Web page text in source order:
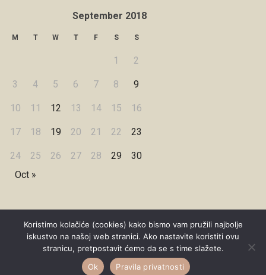
September 2018
M T W T F S S
1 2
3 4 5 6 7 8 9
10 11 12 13 14 15 16
17 18 19 20 21 22 23
24 25 26 27 28 29
30
Oct »
Copyright © 2026 Under Dreamskies
Designed by WPZOOM
Koristimo kolačiće (cookies) kako bismo vam pružili najbolje
iskustvo na našoj web stranici. Ako nastavite koristiti ovu
stranicu, pretpostavit ćemo da se s time slažete.
Ok
Pravila privatnosti